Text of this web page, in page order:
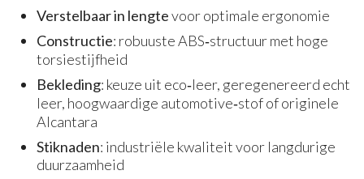
Verstelbaar in lengtevoor optimale ergonomie
Constructie: robuuste ABS‑structuur met hoge
torsiestijfheid
Bekleding: keuze uit eco‑leer, geregenereerd echt
leer, hoogwaardige automotive‑stof of originele
Alcantara
Stiknaden: industriële kwaliteit voor langdurige
duurzaamheid